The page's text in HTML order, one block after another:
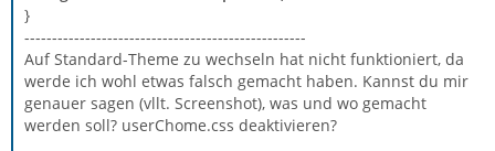
}
---------------------------------------------------
Auf Standard-Theme zu wechseln hat nicht funktioniert, da
werde ich wohl etwas falsch gemacht haben. Kannst du mir
genauer sagen (vllt. Screenshot), was und wo gemacht
werden soll? userChome.css deaktivieren?